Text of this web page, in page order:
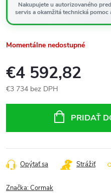
Nakupujete u autorizovaného
servis a okamžitá technická
Momentálne nedostupné
€4 592,82
€3 734 bez DPH
PRIDAŤ
Opýtať sa Strážiť
Značka:Cormak